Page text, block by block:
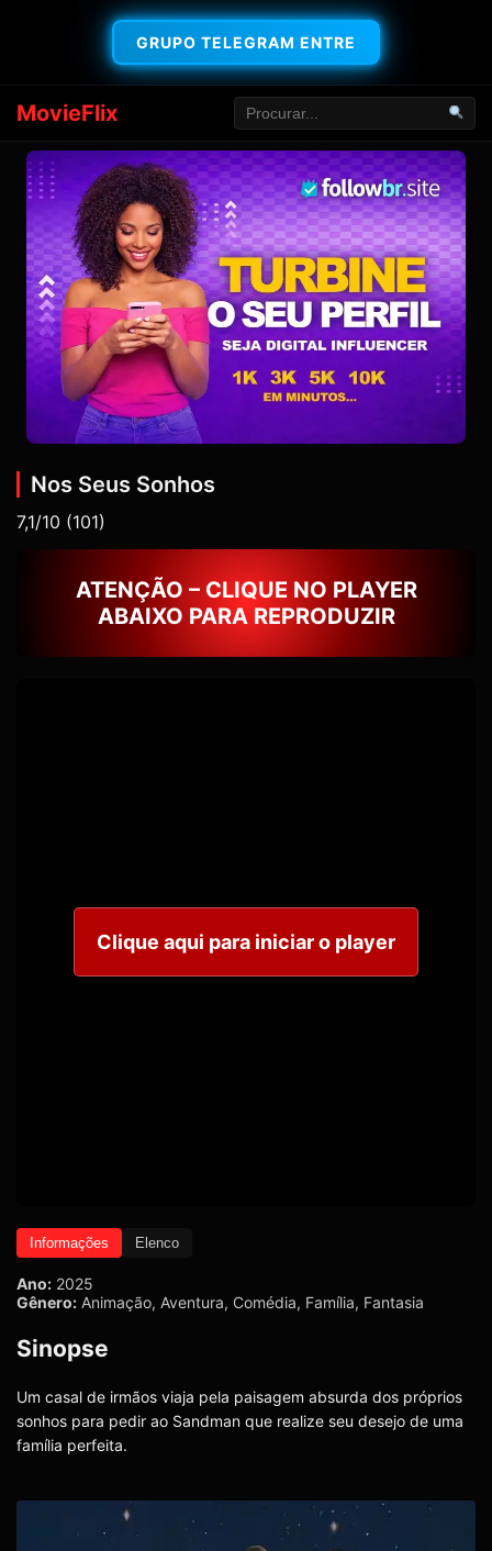
GRUPO TELEGRAM ENTRE
MovieFlix
Nos Seus Sonhos
7,1/10 (101)
ATENÇÃO – CLIQUE NO PLAYER
ABAIXO PARA REPRODUZIR
Clique aqui para iniciar o player
Informações Elenco
Ano: 2025
Gênero: Animação, Aventura, Comédia, Família, Fantasia
Sinopse
Um casal de irmãos viaja pela paisagem absurda dos próprios
sonhos para pedir ao Sandman que realize seu desejo de uma
família perfeita.